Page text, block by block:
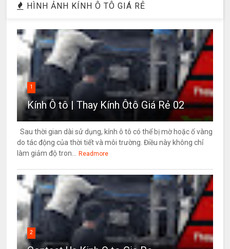
HÌNH ẢNH KÍNH Ô TÔ GIÁ RẺ
1
Kính Ô tô | Thay Kính Ôtô Giá Rẻ 02
Sau thời gian dài sử dụng, kính ô tô có thể bị mờ hoặc ố vàng
do tác động của thời tiết và môi trường. Điều này không chỉ
làm giảm độ tron...
Readmore
2